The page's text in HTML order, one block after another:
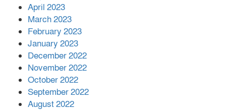
April 2023
March 2023
February 2023
January 2023
December 2022
November 2022
October 2022
September 2022
August 2022